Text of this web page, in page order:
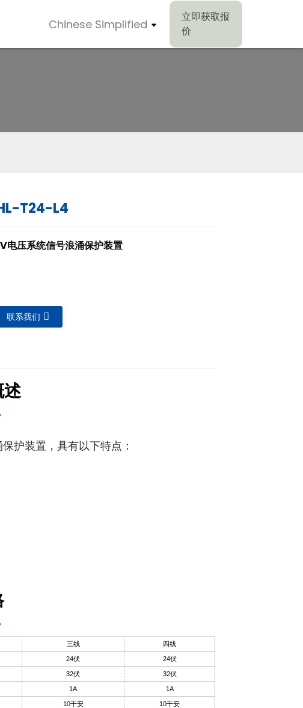
Chinese Simplified
立即获取报
价
T24-L4
电压系统信号浪涌保护装置
联系我们
护装置，具有以下特点：
三线 四线
24伏 24伏
32伏 32伏
1A 1A
10千安 10千安